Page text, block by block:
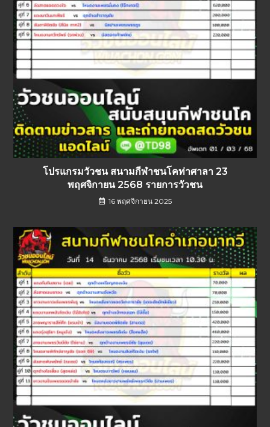
โปรแกรมวัวชน สนามกีฬาชนโคท่าศาลา 23
พฤศจิกายน 2568 รายการวัวชน
16 พฤศจิกายน 2025